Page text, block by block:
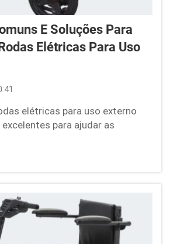
E Soluções Para
Elétricas Para Uso
elétricas para uso externo
para ajudar as
especialmente ao ar
acessíveis parques, calçadas e
todos. No entanto, como
problemas. Compreender esses